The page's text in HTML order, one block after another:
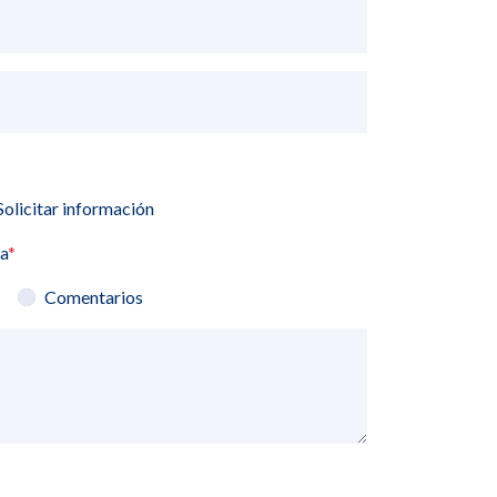
información
*
Comentarios